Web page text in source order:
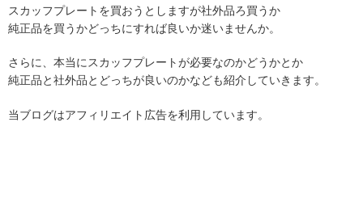
スカッフプレートを買おうとしますが社外品ろ買うか
純正品を買うかどっちにすれば良いか迷いませんか。
さらに、本当にスカッフプレートが必要なのかどうかとか
純正品と社外品とどっちが良いのかなども紹介していきます。
当ブログはアフィリエイト広告を利用しています。